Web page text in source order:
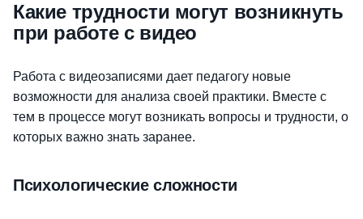
Какие трудности могут возникнуть
при работе с видео
Работа с видеозаписями дает педагогу новые
возможности для анализа своей практики. Вместе с
тем в процессе могут возникать вопросы и трудности, о
которых важно знать заранее.
Психологические сложности